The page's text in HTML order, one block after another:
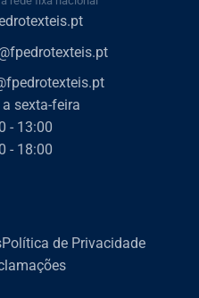
Política de Privacidade
sexta-feira
- 13:00
- 18:00